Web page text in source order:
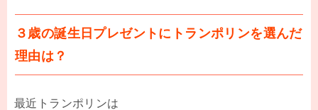
３歳の誕生日プレゼントにトランポリンを選んだ
理由は？
最近トランポリンは